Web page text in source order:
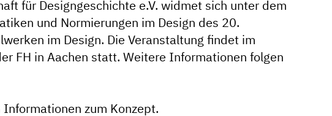
für Designgeschichte e.V. widmet sich unter dem
und Normierungen im Design des 20.
im Design. Die Veranstaltung findet im
FH in Aachen statt. Weitere Informationen folgen
zum Konzept.